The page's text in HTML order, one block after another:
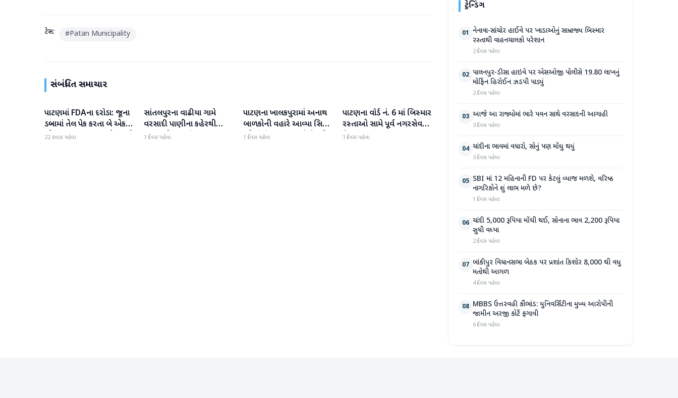
ટેગ્સ: #Patan Municipality
સંબંધિત સમાચાર
પાટણ
પાટણમાં FDAના દરોડા: જૂના
ડબ્બામાં તેલ પેક કરતા બે એકમો
સીલ, રૂ. ૧૬.૧૪ લાખનો જથ્થો
22 કલાક પહેલા
પાટણ
સાંતલપુરના વાઢીયા ગામે
વરસાદી પાણીના કહેરથી
ગ્રામજનો હાલાકીમાં
1 દિવસ પહેલા
પાટણ
પાટણના ખાલકપુરામાં અનાથ
બાળકોની વહારે આવ્યા સિટી
'એ' ડિવિઝન PI અને તેમની
1 દિવસ પહેલા
પાટણ
પાટણના વોર્ડ નં. 6 માં બિસ્માર
રસ્તાઓ સામે પૂર્વ નગરસેવક
મેદાનમાં
1 દિવસ પહેલા
ટ્રેન્ડિંગ
01 નેનાવા-સાંચોર હાઈવે પર ખાડાઓનું સામ્રાજ્ય બિસ્માર
રસ્તાથી વાહનચાલકો પરેશાન
2 દિવસ પહેલા
02 પાલનપુર-ડીસા હાઇવે પર એસઓજી પોલીસે 19.80 લાખનું
મોર્ફિન હિરોઈન ઝડપી પાડ્યું
2 દિવસ પહેલા
03 આજે આ રાજ્યોમાં ભારે પવન સાથે વરસાદની આગાહી
3 દિવસ પહેલા
04 ચાંદીના ભાવમાં વધારો, સોનું પણ મોંઘુ થયું
3 દિવસ પહેલા
05 SBI માં 12 મહિનાની FD પર કેટલું વ્યાજ મળશે, વરિષ્ઠ
નાગરિકોને શું લાભ મળે છે?
1 દિવસ પહેલા
06 ચાંદી 5,000 રૂપિયા મોંઘી થઈ, સોનાના ભાવ 2,200 રૂપિયા
સુધી વધ્યા
2 દિવસ પહેલા
07 બાંકીપુર વિધાનસભા બેઠક પર પ્રશાંત કિશોર 8,000 થી વધુ
મતોથી આગળ
4 દિવસ પહેલા
08 MBBS ઉત્તરવહી કૌભાંડ: યુનિવર્સિટીના મુખ્ય આરોપીની
જામીન અરજી કોર્ટે ફગાવી
6 દિવસ પહેલા